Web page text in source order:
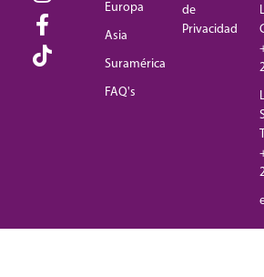
Europa
Asia
Suramérica
FAQ's
de
Privacidad